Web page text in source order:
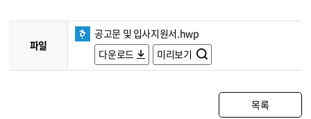
파일
공고문 및 입사지원서.hwp
다운로드
미리보기
목록